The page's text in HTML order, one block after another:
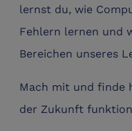
lernst du, wie
Fehlern lernen und
Bereichen unseres
Mach mit und finde
der Zukunft